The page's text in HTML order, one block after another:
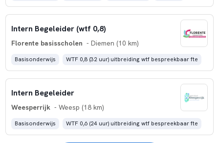
Intern Begeleider (wtf 0,8)
Florente basisscholen - Diemen (10 km)
Basisonderwijs WTF 0,8 (32 uur) uitbreiding wtf bespreekbaar fte
Intern Begeleider
Weesperrijk - Weesp (18 km)
Basisonderwijs WTF 0,6 (24 uur) uitbreiding wtf bespreekbaar fte